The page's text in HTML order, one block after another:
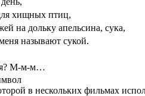
хищных птиц,
на дольку апельсина, сука,
называют сукой.
М-м-м…
в нескольких фильмах